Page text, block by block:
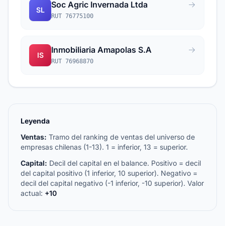
SL
Soc Agric Invernada Ltda
RUT 76775100
IS
Inmobiliaria Amapolas S.A
RUT 76968870
Leyenda
Ventas: Tramo del ranking de ventas del universo de
empresas chilenas (1-13). 1 = inferior, 13 = superior.
Capital: Decil del capital en el balance. Positivo = decil
del capital positivo (1 inferior, 10 superior). Negativo =
decil del capital negativo (-1 inferior, -10 superior). Valor
actual: +10